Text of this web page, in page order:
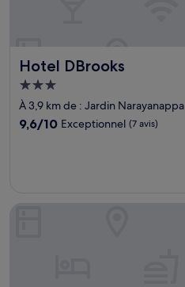
Hotel DBrooks
Hotel DBrooks
Hébergement
3.0 étoiles
À 3,9 km de : Jardin Narayanappa
9.6
9,6/10 Exceptionnel (7 avis)
Hotel Nevesa Inn